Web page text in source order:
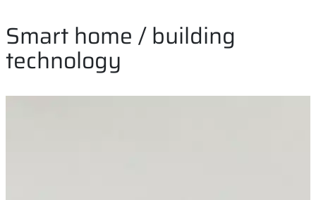
Smart home / building
technology